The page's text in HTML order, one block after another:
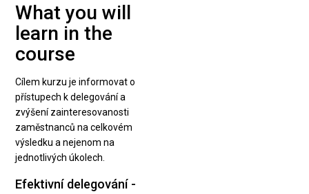
What you will
learn in the
course
Cílem kurzu je informovat o
přístupech k delegování a
zvýšení zainteresovanosti
zaměstnanců na celkovém
výsledku a nejenom na
jednotlivých úkolech.
Efektivní delegování -